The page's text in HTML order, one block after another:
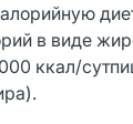
в виде
ккал/